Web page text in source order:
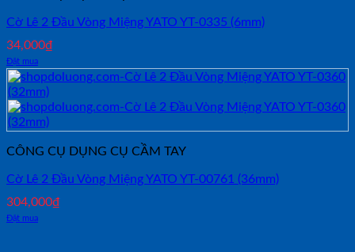
Cờ Lê 2 Đầu Vòng Miệng YATO YT-0335 (6mm)
34,000₫
Đặt mua
CÔNG CỤ DỤNG CỤ CẦM TAY
Cờ Lê 2 Đầu Vòng Miệng YATO YT-00761 (36mm)
304,000₫
Đặt mua